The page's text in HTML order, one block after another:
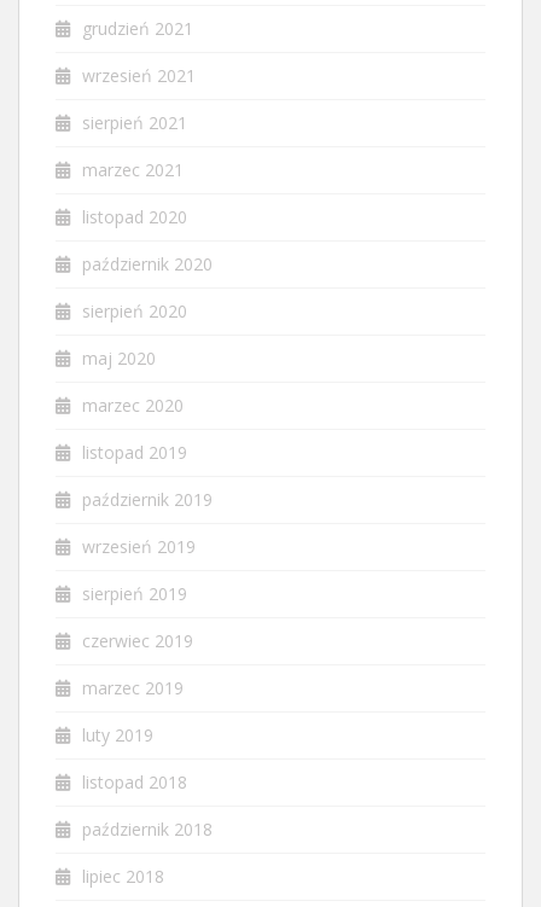
grudzień 2021
wrzesień 2021
sierpień 2021
marzec 2021
listopad 2020
październik 2020
sierpień 2020
maj 2020
marzec 2020
listopad 2019
październik 2019
wrzesień 2019
sierpień 2019
czerwiec 2019
marzec 2019
luty 2019
listopad 2018
październik 2018
lipiec 2018